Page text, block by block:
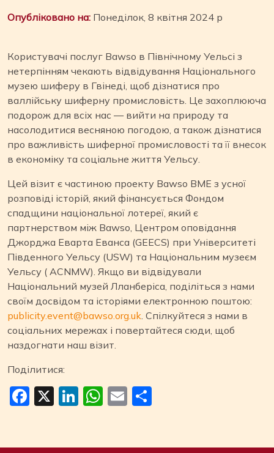
Опубліковано на: Понеділок, 8 квітня 2024 р
Користувачі послуг Bawso в Північному Уельсі з
нетерпінням чекають відвідування Національного
музею шиферу в Гвінеді, щоб дізнатися про
валлійську шиферну промисловість. Це захоплююча
подорож для всіх нас — вийти на природу та
насолодитися весняною погодою, а також дізнатися
про важливість шиферної промисловості та її внесок
в економіку та соціальне життя Уельсу.
Цей візит є частиною проекту Bawso BME з усної
розповіді історій, який фінансується Фондом
спадщини національної лотереї, який є
партнерством між Bawso, Центром оповідання
Джорджа Еварта Еванса (GEECS) при Університеті
Південного Уельсу (USW) та Національним музеєм
Уельсу ( ACNMW). Якщо ви відвідували
Національний музей Лланберіса, поділіться з нами
своїм досвідом та історіями електронною поштою:
publicity.event@bawso.org.uk . Спілкуйтеся з нами в
соціальних мережах і повертайтеся сюди, щоб
наздогнати наш візит.
Поділитися:
Facebook
X LinkedIn
WhatsApp
Email